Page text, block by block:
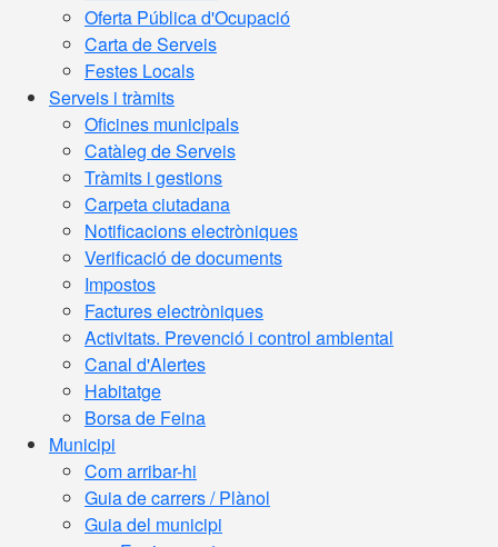
Oferta Pública d'Ocupació
Carta de Serveis
Festes Locals
Serveis i tràmits
Oficines municipals
Catàleg de Serveis
Tràmits i gestions
Carpeta ciutadana
Notificacions electròniques
Verificació de documents
Impostos
Factures electròniques
Activitats. Prevenció i control ambiental
Canal d'Alertes
Habitatge
Borsa de Feina
Municipi
Com arribar-hi
Guia de carrers / Plànol
Guia del municipi